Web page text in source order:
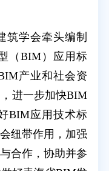
筑学会牵头编制
（BIM）应用标
产业和社会资
进一步加快BIM
BIM应用技术标
纽带作用，加强
合作，协助并参